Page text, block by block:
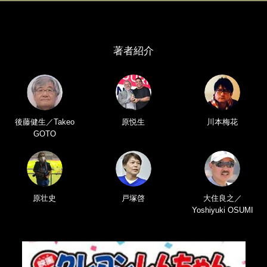
著者紹介
後藤健生／Takeo
GOTO
原悦生 川本梅花
原壮史 戸塚啓
大住良之／
Yoshiyuki OSUMI